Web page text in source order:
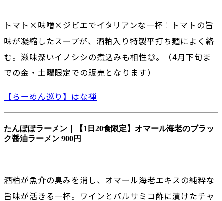
トマト×味噌×ジビエでイタリアンな一杯！トマトの旨
味が凝縮したスープが、酒粕入り特製平打ち麺によく絡
む。滋味深いイノシシの煮込みも相性◎。（4月下旬ま
での金・土曜限定での販売となります）
【らーめん巡り】はな禅
たんぽぽラーメン｜【1日20食限定】オマール海老のブラッ
ク醤油ラーメン 900円
酒粕が魚介の臭みを消し、オマール海老エキスの純粋な
旨味が活きる一杯。ワインとバルサミコ酢に漬けたチャ